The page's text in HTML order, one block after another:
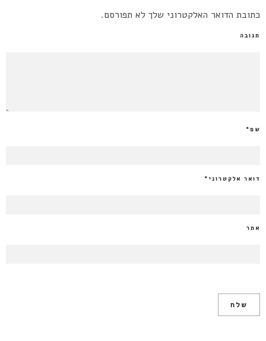
כתובת הדואר האלקטרוני שלך לא תפורסם.
תגובה
שם*
דואר אלקטרוני *
אתר